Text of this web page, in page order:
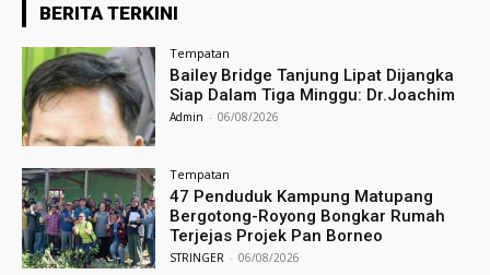
BERITA TERKINI
Tempatan
Bailey Bridge Tanjung Lipat Dijangka
Siap Dalam Tiga Minggu: Dr.Joachim
Admin - 06/08/2026
Tempatan
47 Penduduk Kampung Matupang
Bergotong-Royong Bongkar Rumah
Terjejas Projek Pan Borneo
STRINGER - 06/08/2026